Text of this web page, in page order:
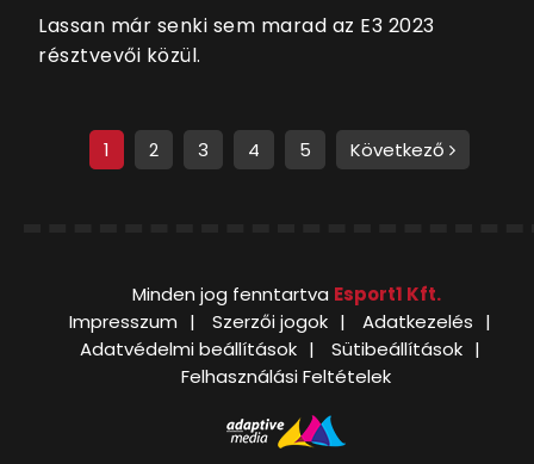
Lassan már senki sem marad az E3 2023
résztvevői közül.
1 2 3 4 5 Következő
Minden jog fenntartva Esport1 Kft.
Impresszum
Szerzői jogok
Adatkezelés
Adatvédelmi beállítások
Sütibeállítások
Felhasználási Feltételek